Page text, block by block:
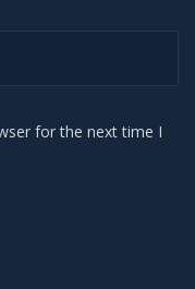
for the next time I